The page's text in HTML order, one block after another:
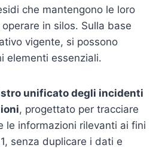
che mantengono le loro
in silos. Sulla base
vigente, si possono
elementi essenziali.
unificato degli incidenti
, progettato per tracciare
le informazioni rilevanti ai fini
senza duplicare i dati e